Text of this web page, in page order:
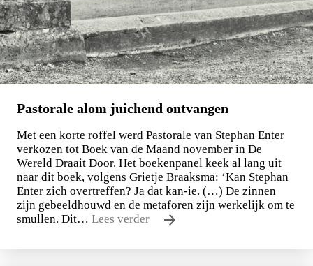
Pastorale alom juichend ontvangen
Met een korte roffel werd Pastorale van Stephan Enter
verkozen tot Boek van de Maand november in De
Wereld Draait Door. Het boekenpanel keek al lang uit
naar dit boek, volgens Grietje Braaksma: ‘Kan Stephan
Enter zich overtreffen? Ja dat kan-ie. (…) De zinnen
zijn gebeeldhouwd en de metaforen zijn werkelijk om te
smullen. Dit… Lees verder